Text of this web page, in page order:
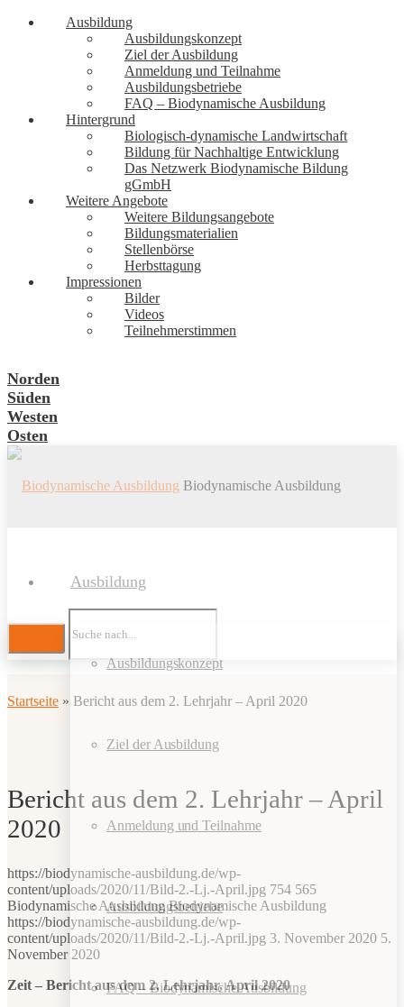
Ausbildung
Ausbildungskonzept
Ziel der Ausbildung
Anmeldung und Teilnahme
Ausbildungsbetriebe
FAQ – Biodynamische Ausbildung
Hintergrund
Biologisch-dynamische Landwirtschaft
Bildung für Nachhaltige Entwicklung
Das Netzwerk Biodynamische Bildung
gGmbH
Weitere Angebote
Weitere Bildungsangebote
Bildungsmaterialien
Stellenbörse
Herbsttagung
Impressionen
Bilder
Videos
Teilnehmerstimmen
Norden
Süden
Westen
Osten
Biodynamische Ausbildung
Ausbildung
Ausbildungskonzept
Ziel der Ausbildung
Anmeldung und Teilnahme
Ausbildungsbetriebe
FAQ – Biodynamische Ausbildung
Startseite » Bericht aus dem 2. Lehrjahr – April 2020
Bericht aus dem 2. Lehrjahr – April
2020
https://biodynamische-ausbildung.de/wp-
content/uploads/2020/11/Bild-2.-Lj.-April.jpg 754 565
Biodynamische Ausbildung Biodynamische Ausbildung
https://biodynamische-ausbildung.de/wp-
content/uploads/2020/11/Bild-2.-Lj.-April.jpg 3. November 2020 5.
November 2020
Zeit – Bericht aus dem 2. Lehrjahr, April 2020